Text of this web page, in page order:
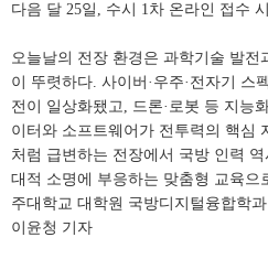
다음 달 25일, 수시 1차 온라인 접수
오늘날의 전장 환경은 과학기술 발전
이 뚜렷하다. 사이버·우주·전자기 스
전이 일상화됐고, 드론·로봇 등 지능
이터와 소프트웨어가 전투력의 핵심
처럼 급변하는 전장에서 국방 인력
대적 소명에 부응하는 맞춤형 교육으
주대학교 대학원 국방디지털융합학
이윤청 기자